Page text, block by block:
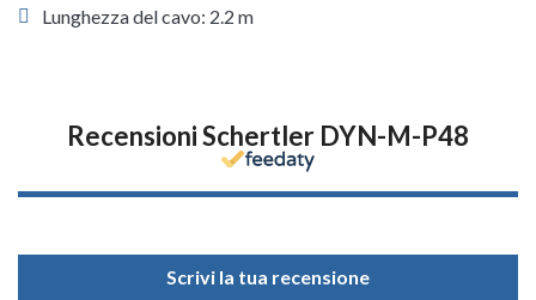
Lunghezza del cavo: 2.2 m
Recensioni Schertler DYN-M-P48
Scrivi la tua recensione